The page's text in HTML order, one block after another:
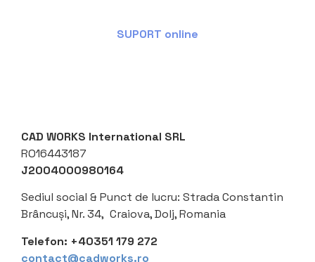
SUPORT online
CAD WORKS International SRL
RO16443187
J2004000980164
Sediul social &Punct de lucru: Strada Constantin
Brâncuși, Nr. 34, Craiova, Dolj, Romania
Telefon: +40351 179 272
contact@cadworks.ro